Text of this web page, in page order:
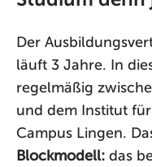
Der
läuft 3 Jahre. In
regelmäßig
und dem Institut für
Campus Lingen.
Blockmodell: das